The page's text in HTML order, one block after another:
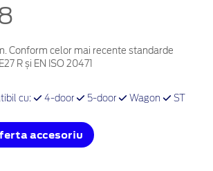
Conform celor mai recente standarde
R și EN ISO 20471
cu: 4-door 5-door Wagon ST
accesoriu